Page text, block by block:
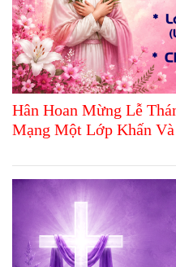
Hân Hoan Mừng Lễ
Mạng Một Lớp Khấn